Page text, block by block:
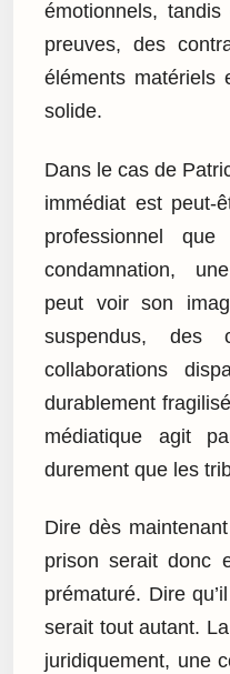
émotionnels,
preuves, des
éléments matériels
solide.
Dans le cas de
immédiat est peut-
professionnel
condamnation,
peut voir son
suspendus, des
collaborations
durablement
médiatique agit
durement que les
Dire dès
prison serait donc
prématuré. Dire
serait tout autant.
juridiquement, une